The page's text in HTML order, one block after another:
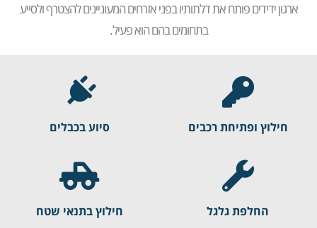
ארגון ידידים פותח את דלתותיו בפני אזרחים המעוניינים להצטרף ולסייע
בתחומים בהם הוא פעיל.
חילוץ ופתיחת רכבים סיוע בכבלים
החלפת גלגל חילוץ בתנאי שטח